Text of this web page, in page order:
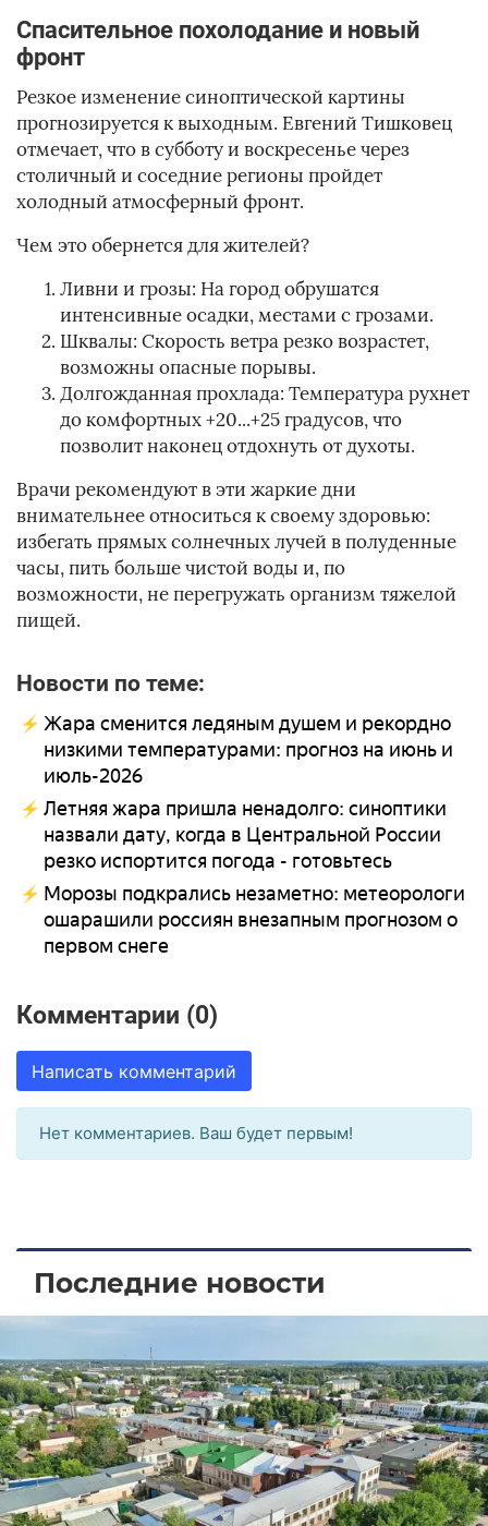
Спасительное похолодание и новый
фронт
Резкое изменение синоптической картины
прогнозируется к выходным. Евгений Тишковец
отмечает, что в субботу и воскресенье через
столичный и соседние регионы пройдет
холодный атмосферный фронт.
Чем это обернется для жителей?
Ливни и грозы: На город обрушатся
интенсивные осадки, местами с грозами.
Шквалы: Скорость ветра резко возрастет,
возможны опасные порывы.
Долгожданная прохлада: Температура рухнет
до комфортных +20...+25 градусов, что
позволит наконец отдохнуть от духоты.
Врачи рекомендуют в эти жаркие дни
внимательнее относиться к своему здоровью:
избегать прямых солнечных лучей в полуденные
часы, пить больше чистой воды и, по
возможности, не перегружать организм тяжелой
пищей.
Новости по теме:
Жара сменится ледяным душем и рекордно
низкими температурами: прогноз на июнь и
июль-2026
Летняя жара пришла ненадолго: синоптики
назвали дату, когда в Центральной России
резко испортится погода - готовьтесь
Морозы подкрались незаметно: метеорологи
ошарашили россиян внезапным прогнозом о
первом снеге
Комментарии (0)
Написать комментарий
Нет комментариев. Ваш будет первым!
Последние новости